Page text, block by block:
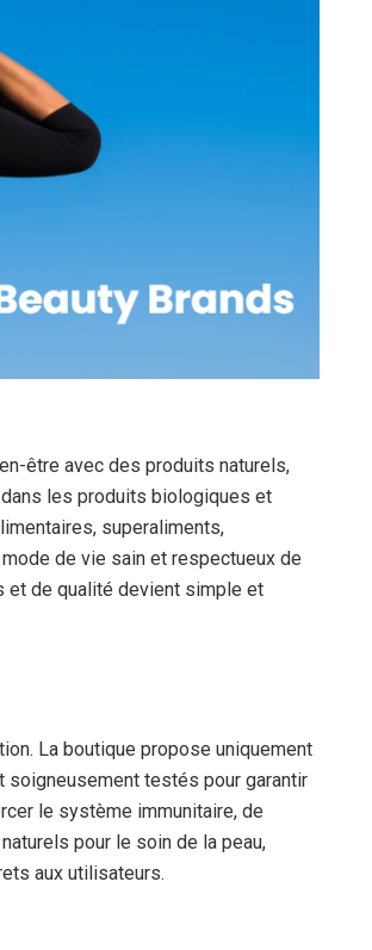
être avec des produits naturels,
les produits biologiques et
superaliments,
de vie sain et respectueux de
et de qualité devient simple et
La boutique propose uniquement
soigneusement testés pour garantir
le système immunitaire, de
pour le soin de la peau,
aux utilisateurs.